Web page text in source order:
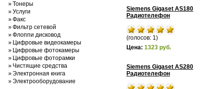
»Тонеры
»Услуги
»Факс
»Фильтр сетевой
»Флоппи дисковод
» Цифровые видеокамеры
» Цифровые фотокамеры
» Цифровые фоторамки
» Чистящие средства
»Электронная книга
»Электрооборудование
Siemens Gigaset AS180
Радиотелефон
(голосов: 1)
Цена: 1323 руб.
Siemens Gigaset AS280
Радиотелефон